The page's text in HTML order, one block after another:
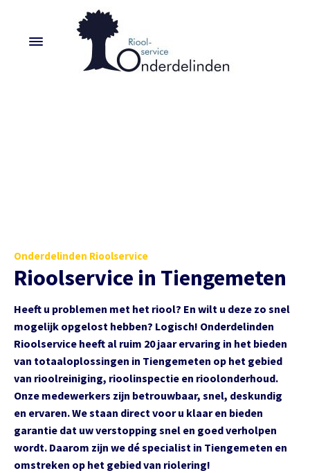
Onderdelinden Rioolservice
Rioolservice in Tiengemeten
Heeft u problemen met het riool? En wilt u deze zo snel
mogelijk opgelost hebben? Logisch! Onderdelinden
Rioolservice heeft al ruim 20 jaar ervaring in het bieden
van totaaloplossingen in Tiengemeten op het gebied
van rioolreiniging, rioolinspectie en rioolonderhoud.
Onze medewerkers zijn betrouwbaar, snel, deskundig
en ervaren. We staan direct voor u klaar en bieden
garantie dat uw verstopping snel en goed verholpen
wordt. Daarom zijn we dé specialist in Tiengemeten en
omstreken op het gebied van riolering!